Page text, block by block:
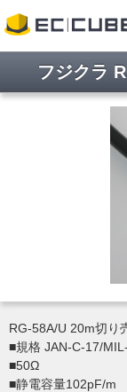
フジクラ
RG-58A/U 20m切り
■規格 JAN-C-17/
■50Ω
■静電容量102pF/m